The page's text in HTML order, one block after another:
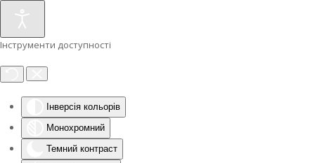
Інструменти доступності
Інверсія кольорів
Монохромний
Темний контраст